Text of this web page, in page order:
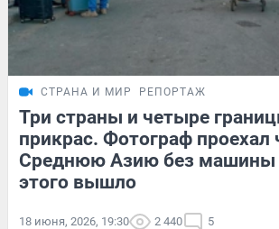
СТРАНА И МИР РЕПОРТАЖ
Три страны и четыре
прикрас. Фотограф проехал
Среднюю Азию без машины
этого вышло
18 июня, 2026, 19:30 2 440 5